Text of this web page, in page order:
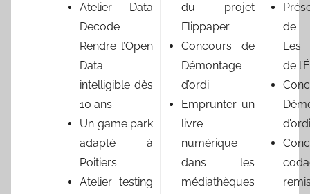
Atelier Data
Decode :
Rendre l’Open
Data
intelligible dès
10 ans
Un game park
adapté à
Poitiers
Atelier testing
du projet
Flippaper
Concours de
Démontage
d’ordi
Emprunter un
livre
numérique
dans les
médiathèques
de
Les
de
d’ordi